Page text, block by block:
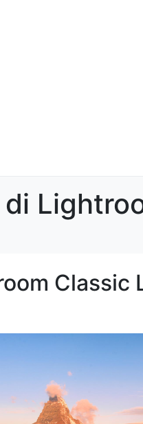
Classic